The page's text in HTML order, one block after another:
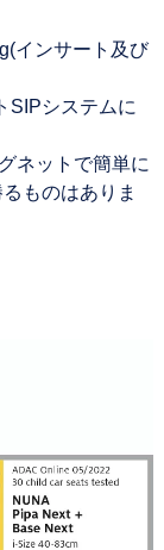
インサート及び
SIPシステムに
ネットで簡単に
ものはありま